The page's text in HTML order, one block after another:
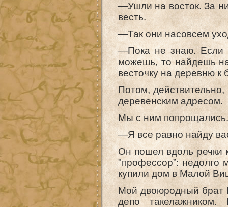
—Ушли на восток. За
весть.
—Так они насовсем
—Пока не знаю. Если
можешь, то найдешь
весточку на деревню
Потом,
деревенским адресом.
Мы с ним попрощались.
—Я все равно найду
Он пошел вдоль речки
"профессор”: недолго
купили дом в Малой
Мой двоюродный брат
депо